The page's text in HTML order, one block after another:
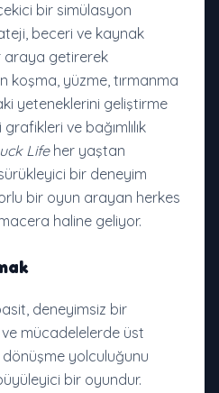
bir simülasyon
beceri ve kaynak
araya getirerek
koşma, yüzme, tırmanma
yeteneklerini geliştirme
ve bağımlılık
Lifeher yaştan
bir deneyim
bir oyun arayan herkes
haline geliyor.
deneyimsiz bir
mücadelelerde üst
dönüşme yolculuğunu
bir oyundur.